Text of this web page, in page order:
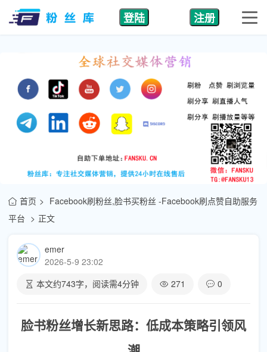
登陆 注册
首页
Facebook刷粉丝,脸书买粉丝 -Facebook刷点赞自助服务
平台
正文
emer
2026-5-9 23:02
本文约743字，阅读需4分钟 271 0
脸书粉丝增长新思路：低成本策略引领风